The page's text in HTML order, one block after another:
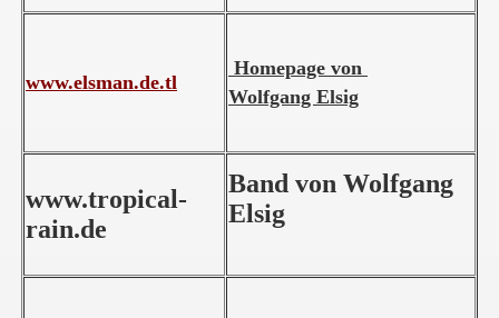
www.elsman.de.tl
Homepage von
Wolfgang Elsig
www.tropical-
rain.de
Band von Wolfgang
Elsig